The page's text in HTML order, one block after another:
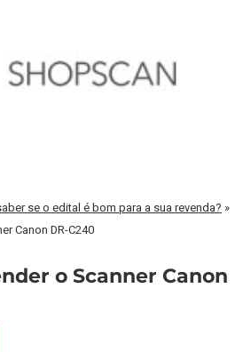
se o edital é bom para a sua revenda? »
Canon DR-C240
o Scanner Canon